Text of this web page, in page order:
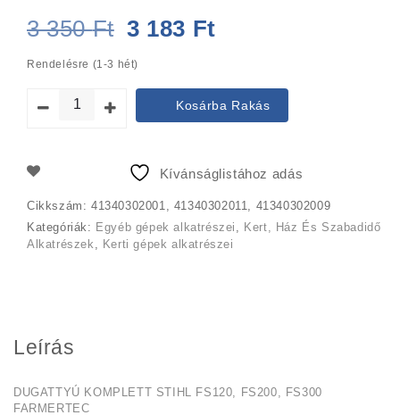
3 350Ft Original
price
was:
350 Ft.
3 183 Ft
is:
3
Rendelésre (1-3 hét)
Kosárba Rakás
Kívánságlistához adás
Cikkszám: 41340302001, 41340302011, 41340302009
Kategóriák: Egyéb gépek alkatrészei
Kert, Ház És Szabadidő
Alkatrészek
Kerti gépek alkatrészei
Leírás
DUGATTYÚ KOMPLETT STIHL FS120, FS200, FS300
FARMERTEC